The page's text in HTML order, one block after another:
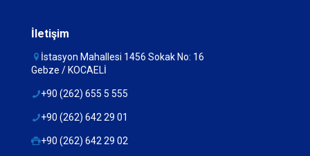
İletişim
İstasyon Mahallesi 1456 Sokak No: 16
Gebze / KOCAELİ
+90 (262) 655 5 555
+90 (262) 642 29 01
+90 (262) 642 29 02